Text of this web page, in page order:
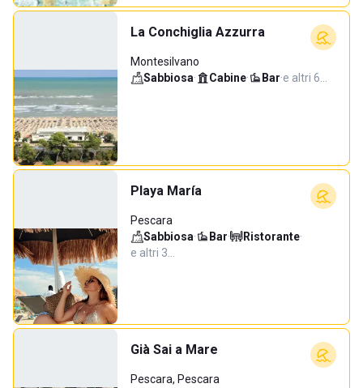
La Conchiglia Azzurra
Montesilvano
Sabbiosa· Cabine· Bar·e altri 6…
Playa María
Pescara
Sabbiosa· Bar· Ristorante·
e altri 3…
Già Sai a Mare
Pescara, Pescara